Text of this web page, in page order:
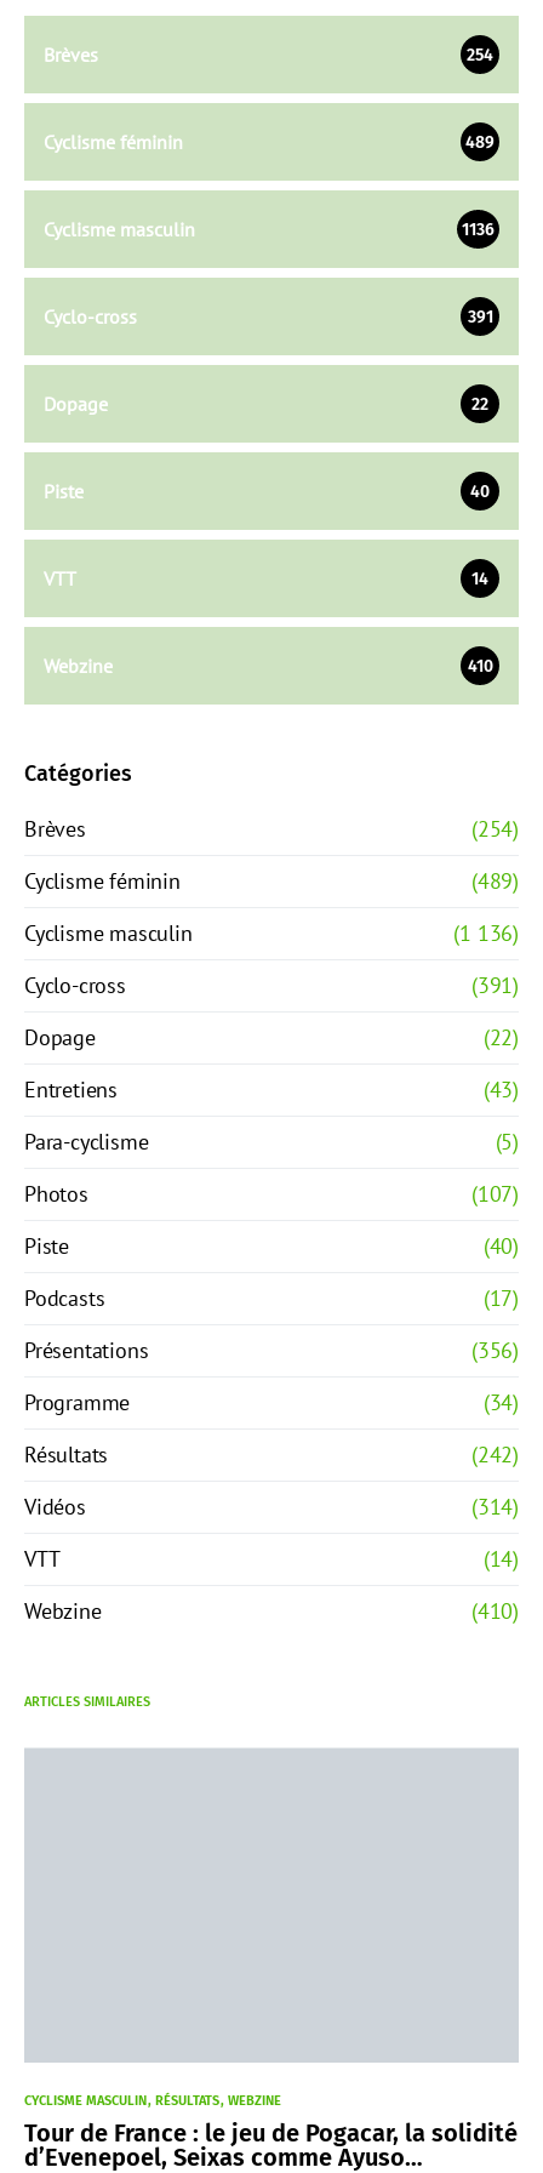
Brèves 254
Cyclisme féminin 489
Cyclisme masculin 1136
Cyclo-cross 391
Dopage 22
Piste 40
VTT 14
Webzine 410
Catégories
Brèves
(254)
Cyclisme féminin
(489)
Cyclisme masculin
(1 136)
Cyclo-cross
(391)
Dopage
(22)
Entretiens
(43)
Para-cyclisme
(5)
Photos
(107)
Piste
(40)
Podcasts
(17)
Présentations
(356)
Programme
(34)
Résultats
(242)
Vidéos
(314)
VTT
(14)
Webzine
(410)
ARTICLES SIMILAIRES
CYCLISME MASCULIN RÉSULTATS WEBZINE
Tour de France : le jeu de Pogacar, la solidité
d’Evenepoel, Seixas comme Ayuso…